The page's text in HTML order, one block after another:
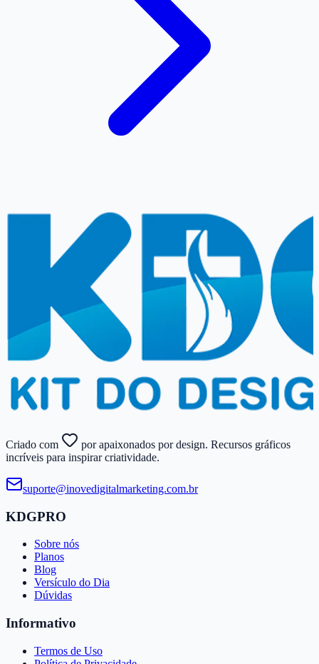
Criado com
por apaixonados por design. Recursos gráficos
incríveis para inspirar criatividade.
suporte@​inovedigitalmarketing.​com.​br
KDGPRO
Sobre nós
Planos
Blog
Versículo do Dia
Dúvidas
Informativo
Termos de Uso